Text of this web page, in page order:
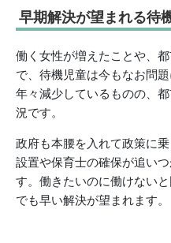
早期解決が望まれる待
働く女性が増えたことや、
で、待機児童は今もなお問
年々減少しているものの、
況です。
政府も本腰を入れて政策に
設置や保育士の確保が追い
す。働きたいのに働けない
でも早い解決が望まれます。